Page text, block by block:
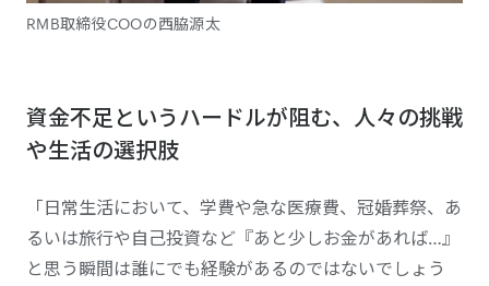
RMB取締役COOの西脇源太
資金不足というハードルが阻む、人々の挑戦
や生活の選択肢
「日常生活において、学費や急な医療費、冠婚葬祭、あ
るいは旅行や自己投資など『あと少しお金があれば…』
と思う瞬間は誰にでも経験があるのではないでしょう